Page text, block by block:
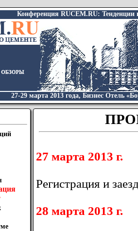
Конференция RUCEM.RU:
27-29 марта 2013 года, Бизнес Отель
27 марта 2013 г.
Регистрация и
28 марта 2013 г.